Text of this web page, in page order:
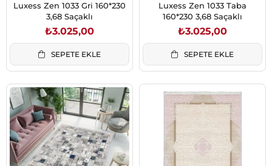
Luxess Zen 1033 Gri 160*230
3,68 Saçaklı
₺3.025,00
SEPETE EKLE
Luxess Zen 1033 Taba
160*230 3,68 Saçaklı
₺3.025,00
SEPETE EKLE